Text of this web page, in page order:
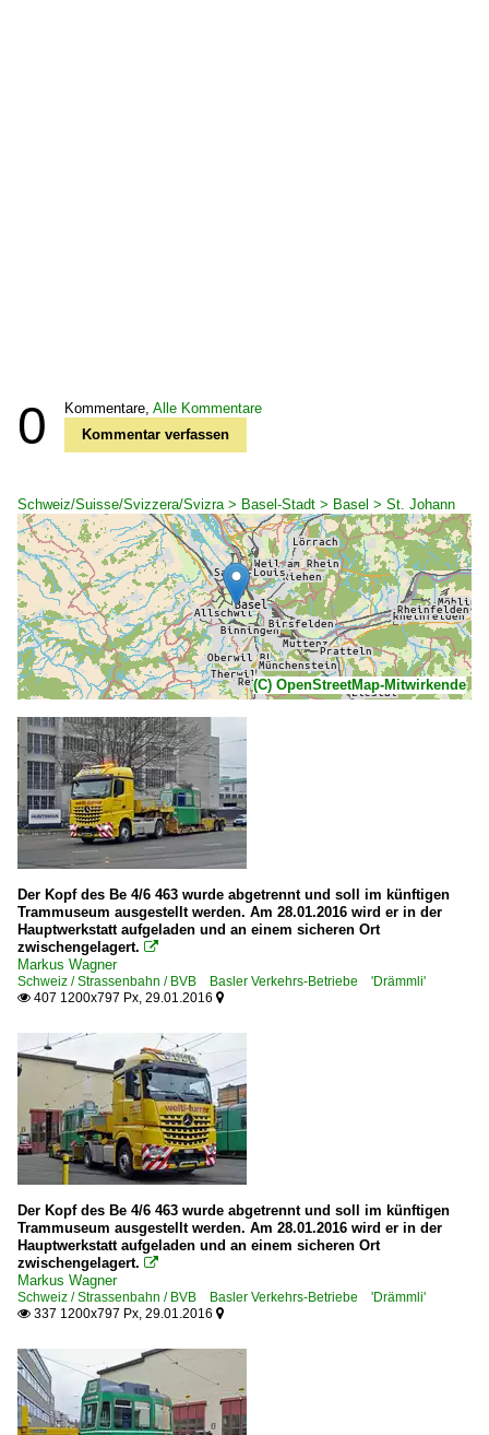
0 Kommentare, Alle Kommentare
Kommentar verfassen
Schweiz/Suisse/Svizzera/Svizra > Basel-Stadt > Basel > St. Johann
(C) OpenStreetMap-Mitwirkende
Der Kopf des Be 4/6 463 wurde abgetrennt und soll im künftigen
Trammuseum ausgestellt werden. Am 28.01.2016 wird er in der
Hauptwerkstatt aufgeladen und an einem sicheren Ort
zwischengelagert. 
Markus Wagner
Schweiz / Strassenbahn / BVB Basler Verkehrs-Betriebe 'Drämmli'
 407 1200x797 Px, 29.01.2016 
Der Kopf des Be 4/6 463 wurde abgetrennt und soll im künftigen
Trammuseum ausgestellt werden. Am 28.01.2016 wird er in der
Hauptwerkstatt aufgeladen und an einem sicheren Ort
zwischengelagert. 
Markus Wagner
Schweiz / Strassenbahn / BVB Basler Verkehrs-Betriebe 'Drämmli'
 337 1200x797 Px, 29.01.2016 